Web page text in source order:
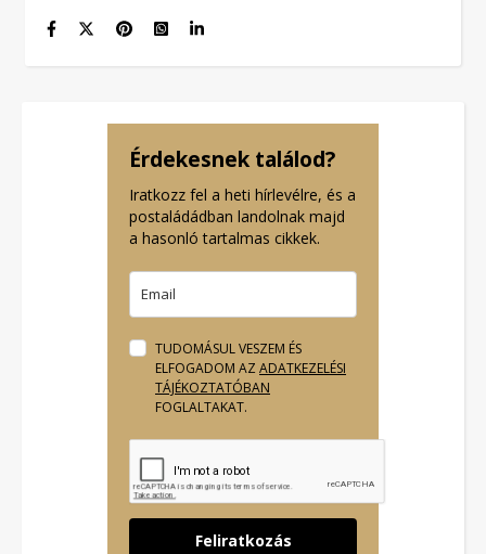
Érdekesnek találod?
Iratkozz fel a heti hírlevélre, és a
postaládádban landolnak majd
a hasonló tartalmas cikkek.
TUDOMÁSUL VESZEM ÉS
ELFOGADOM AZ ADATKEZELÉSI
TÁJÉKOZTATÓBAN
FOGLALTAKAT.
Feliratkozás